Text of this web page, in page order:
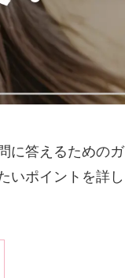
に答えるためのガ
いポイントを詳